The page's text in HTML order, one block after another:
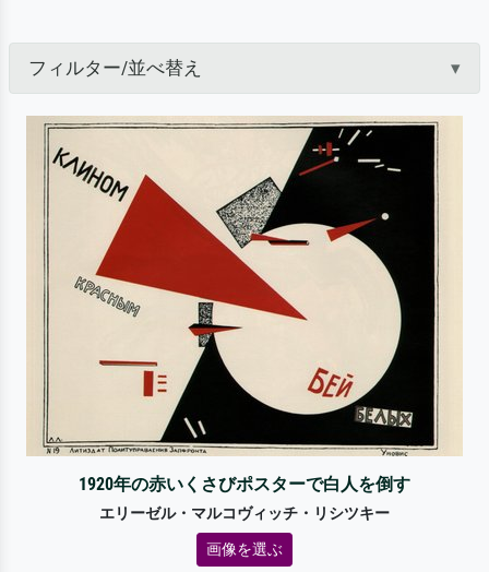
フィルター/並べ替え
1920年の赤いくさびポスターで白人を倒す
エリーゼル・マルコヴィッチ・リシツキー
画像を選ぶ